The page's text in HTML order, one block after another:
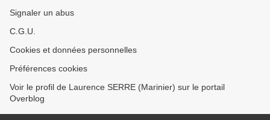
Signaler un abus
C.G.U.
Cookies et données personnelles
Préférences cookies
Voir le profil de Laurence SERRE (Marinier) sur le portail
Overblog